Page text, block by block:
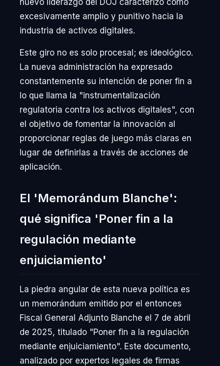
nuevo liderazgo del DOJ caracterizó como
excesivamente amplio y punitivo hacia la
industria de activos digitales.
Este giro no es solo procesal; es ideológico.
La nueva administración ha expresado
constantemente su intención de poner fin a
lo que llama la "instrumentalización
regulatoria contra los activos digitales", con
el objetivo de fomentar la innovación al
proporcionar reglas de juego más claras en
lugar de definirlas a través de acciones de
aplicación.
El 'Memorándum Blanche':
qué significa 'Poner fin a la
regulación mediante
enjuiciamiento'
La piedra angular de esta nueva política es
un memorándum emitido por el entonces
Fiscal General Adjunto Blanche el 7 de abril
de 2025, titulado "Poner fin a la regulación
mediante enjuiciamiento". Este documento,
analizado por expertos legales de firmas